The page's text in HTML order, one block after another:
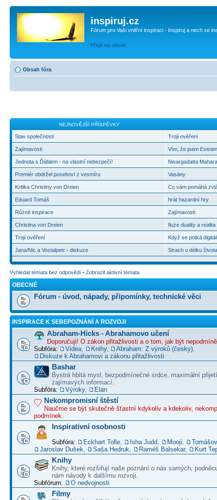
inspiruj.cz
Fórum pro Vaši vnitřní inspiraci - Inspiruj a nech se
Přejít na obsah
Obsah fóra
NEJNOVĚJŠÍ PŘÍSPĚVKY
Stav společnosti
Zajímavosti
Jednota s Ďáblem - na vlastní nebezpečí!
Premiér obdržel poselství z vesmíru
Kritika Christiny von Dreien
Eduard Tomáš
Různé inspirace
Christina von Dreien
Trojí ověření
Jana/Nic a Vostalpetr - diskuze
Trojí ověření
Vím, že jsem
Nisargadatta
Vasány
Co vám pomáhá
hrát hazardní hry
Zajímavosti
Iluze duality a
Když se potká
Strach o délku
Vyhledat témata bez odpovědí • Zobrazit aktivní témata
OBECNÉ
Fórum - úvod, nápady, připomínky, technické věci
INSPIRACE K SEBEPOZNÁNÍ A ROZVOJI
Abraham-Hicks - Abrahamovo učení
Doporučuji! O zákon přitažlivosti a o tom, jak být
Subfóra:
Videa Knihy, Abraham: Z výroků (česky)
Diskuze k Abrahamovi a zákonu přitažlivosti
Bashar
Bystrá hbitá mysl, bezpodmínečné srdce, maximální
zajímavých informací.
Subfóra:
Výroky, Elan
Nekompromisní štěstí
Naučme se být skutečně šťastní kdykoliv a kdekoliv,
podmínek.
Inspirativní osobnosti
Subfóra: Eckhart Tolle Isha Judd Mooji
Jaroslav Dušek
Saša Hedruk Raméš Balsekar, Kurt
Knihy
Knihy, které rozšiřují naše poznání o nás samých,
nám návody k dalšímu rozvoji.
Subfórum:
O nedvojnosti
Filmy